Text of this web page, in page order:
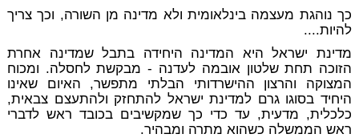
כך נוהגת מעצמה בינלאומית ולא מדינה מן השורה, וכך צריך
להיות....
מדינת ישראל היא המדינה היחידה בתבל שמדינה אחרת
הזוכה תחת שלטון אובמה לעדנה - מבקשת לחסלה. ומכוח
המצוקה והרצון ההישרדותי הבלתי מתפשר, האיום שאינו
היחיד בסוגו גרם למדינת ישראל להתחזק ולהתעצם צבאית,
כלכלית, מדעית, עד כדי כך שמקשיבים בכובד ראש לדברי
ראש הממשלה כשהוא מתרה ומבהיר.